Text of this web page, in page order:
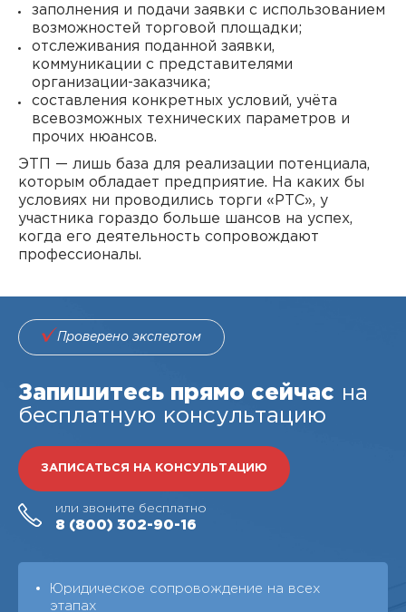
заполнения и подачи заявки с использованием
возможностей торговой площадки;
отслеживания поданной заявки,
коммуникации с представителями
организации-заказчика;
составления конкретных условий, учёта
всевозможных технических параметров и
прочих нюансов.
ЭТП — лишь база для реализации потенциала,
которым обладает предприятие. На каких бы
условиях ни проводились торги «РТС», у
участника гораздо больше шансов на успех,
когда его деятельность сопровождают
профессионалы.
Проверено экспертом
Запишитесь прямо сейчас на
бесплатную консультацию
ЗАПИСАТЬСЯ НА КОНСУЛЬТАЦИЮ
или звоните бесплатно
8 (800) 302-90-16
Юридическое сопровождение на всех
этапах